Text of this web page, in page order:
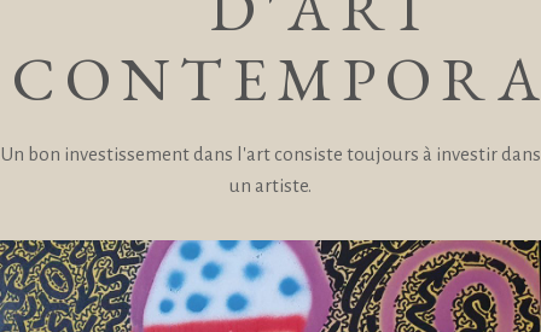
Un bon investissement dans l'art consiste toujours à investir dans
un artiste.